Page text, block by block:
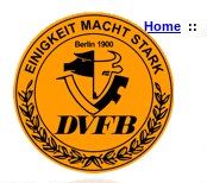
Home ::